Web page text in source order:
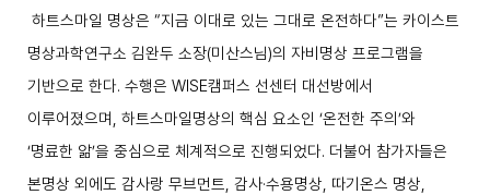
하트스마일 명상은 “지금 이대로 있는 그대로 온전하다”는 카이스트
명상과학연구소 김완두 소장(미산스님)의 자비명상 프로그램을
기반으로 한다. 수행은 WISE캠퍼스 선센터 대선방에서
이루어졌으며, 하트스마일명상의 핵심 요소인 ‘온전한 주의’와
‘명료한 앎’을 중심으로 체계적으로 진행되었다. 더불어 참가자들은
본명상 외에도 감사랑 무브먼트, 감사·수용명상, 따기온스 명상,